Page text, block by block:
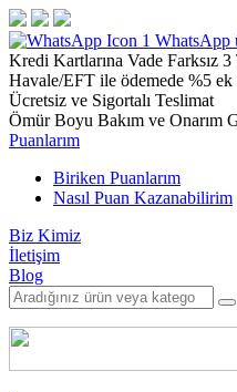
1 WhatsApp
Kredi Kartlarına Vade Farksız 3
Havale/EFT ile ödemede %5
Ücretsiz ve Sigortalı Teslimat
Ömür Boyu Bakım ve Onarım
Puanlarım
Biriken Puanlarım
Nasıl Puan Kazanabilirim
Biz Kimiz
İletişim
Blog